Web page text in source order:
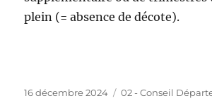
plein (= absence de décote).
Publié
16 décembre 2024 Catégories
02 - Conseil